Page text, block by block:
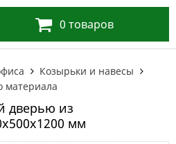
0 товаров
Козырьки и навесы
материала
дверью из
мм